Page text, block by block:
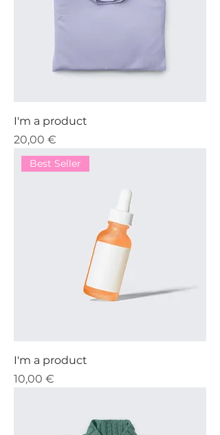
I'm a product
Precio
20,00 €
Best Seller
I'm a product
Precio
10,00 €